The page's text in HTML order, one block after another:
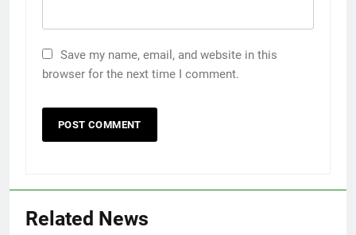
Save my name, email, and website in this
browser for the next time I comment.
Related News